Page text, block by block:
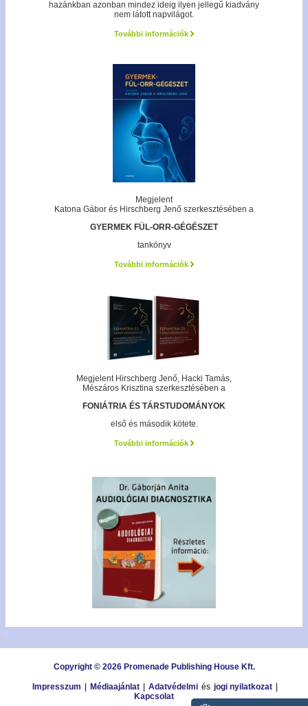
hazánkban azonban mindez ideig ilyen jellegű kiadvány
nem látott napvilágot.
További információk
Megjelent
Katona Gábor és Hirschberg Jenő szerkesztésében a
GYERMEK FÜL-ORR-GÉGÉSZET
tankönyv
További információk
Megjelent Hirschberg Jenő, Hacki Tamás,
Mészáros Krisztina szerkesztésében a
FONIÁTRIA ÉS TÁRSTUDOMÁNYOK
első és második kötete.
További információk
Copyright © 2026 Promenade Publishing House Kft.
Impresszum Médiaajánlat Adatvédelmi és jogi nyilatkozat
Kapcsolat